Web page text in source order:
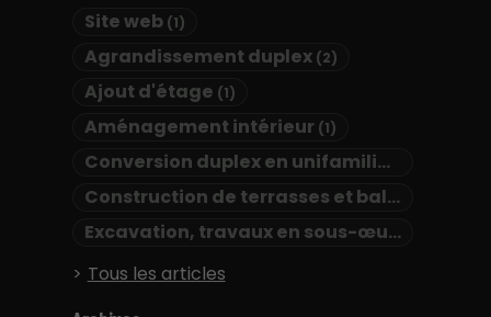
Site web (1)
Agrandissement duplex (2)
Ajout d'étage (1)
Aménagement intérieur (1)
Conversion duplex en unifamilial
Construction de terrasses et balcons
Excavation, travaux en sous-œuvre, drains français, membrane d'étanchéité et coffrage isolant
Tous les articles